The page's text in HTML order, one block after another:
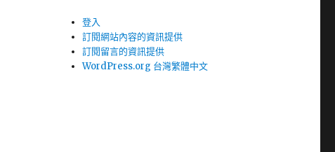
登入
訂閱網站內容的資訊提供
訂閱留言的資訊提供
WordPress.org 台灣繁體中文